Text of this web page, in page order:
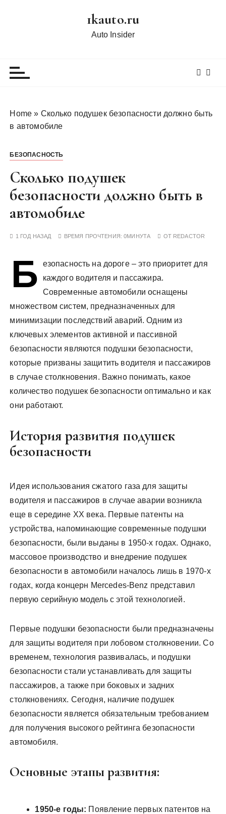
1kauto.ru
Auto Insider
Home » Сколько подушек безопасности должно быть
в автомобиле
БЕЗОПАСНОСТЬ
Сколько подушек
безопасности должно быть в
автомобиле
1 ГОД НАЗАД ВРЕМЯ ПРОЧТЕНИЯ:0МИНУТА ОТ REDACTOR
Б
езопасность на дороге – это приоритет для
каждого водителя и пассажира.
Современные автомобили оснащены
множеством систем, предназначенных для
минимизации последствий аварий. Одним из
ключевых элементов активной и пассивной
безопасности являются подушки безопасности,
которые призваны защитить водителя и пассажиров
в случае столкновения. Важно понимать, какое
количество подушек безопасности оптимально и как
они работают.
История развития подушек
безопасности
Идея использования сжатого газа для защиты
водителя и пассажиров в случае аварии возникла
еще в середине XX века. Первые патенты на
устройства, напоминающие современные подушки
безопасности, были выданы в 1950-х годах. Однако,
массовое производство и внедрение подушек
безопасности в автомобили началось лишь в 1970-х
годах, когда концерн Mercedes-Benz представил
первую серийную модель с этой технологией.
Первые подушки безопасности были предназначены
для защиты водителя при лобовом столкновении. Со
временем, технология развивалась, и подушки
безопасности стали устанавливать для защиты
пассажиров, а также при боковых и задних
столкновениях. Сегодня, наличие подушек
безопасности является обязательным требованием
для получения высокого рейтинга безопасности
автомобиля.
Основные этапы развития:
1950-е годы: Появление первых патентов на